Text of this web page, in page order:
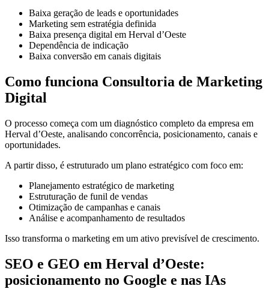
Baixa geração de leads e oportunidades
Marketing sem estratégia definida
Baixa presença digital em Herval d’Oeste
Dependência de indicação
Baixa conversão em canais digitais
Como funciona Consultoria de Marketing
Digital
O processo começa com um diagnóstico completo da empresa em
Herval d’Oeste, analisando concorrência, posicionamento, canais e
oportunidades.
A partir disso, é estruturado um plano estratégico com foco em:
Planejamento estratégico de marketing
Estruturação de funil de vendas
Otimização de campanhas e canais
Análise e acompanhamento de resultados
Isso transforma o marketing em um ativo previsível de crescimento.
SEO e GEO em Herval d’Oeste:
posicionamento no Google e nas IAs